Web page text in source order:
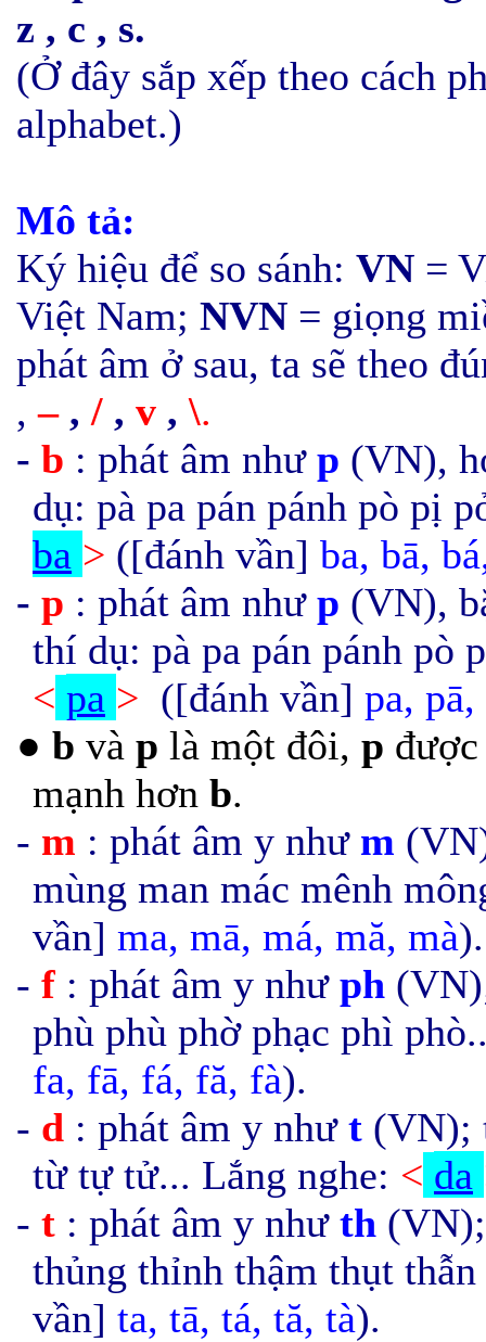
z , c , s.
(Ở đây sắp xếp theo cách
alphabet.)
Mô tả:
Ký hiệu để so sánh: VN =
Việt Nam; NVN = giọng
phát âm ở sau, ta sẽ theo
,–, / , v ,\.
- b : phát âm như p (VN),
dụ: pà pa pán pánh pò pị
ba > ([đánh vần] ba, bā,
- p : phát âm như p (VN),
thí dụ: pà pa pán pánh pò
< pa > ([đánh vần] pa, pā,
● b và p là một đôi, p
mạnh hơn b.
- m : phát âm y như m
mùng man mác mênh
vần] ma, mā, má, mă, mà).
- f : phát âm y như ph
phù phù phờ phạc phì
fa, fā, fá, fă, fà).
- d : phát âm y như t (VN);
từ tự tử... Lắng nghe: < da
- t : phát âm y như th
thủng thỉnh thậm thụt
vần] ta, tā, tá, tă, tà).